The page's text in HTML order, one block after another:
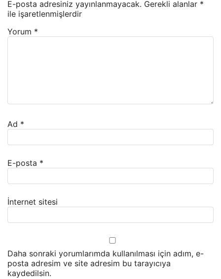
E-posta adresiniz yayınlanmayacak. Gerekli alanlar *
ile işaretlenmişlerdir
Yorum *
Ad *
E-posta *
İnternet sitesi
Daha sonraki yorumlarımda kullanılması için adım, e-
posta adresim ve site adresim bu tarayıcıya
kaydedilsin.